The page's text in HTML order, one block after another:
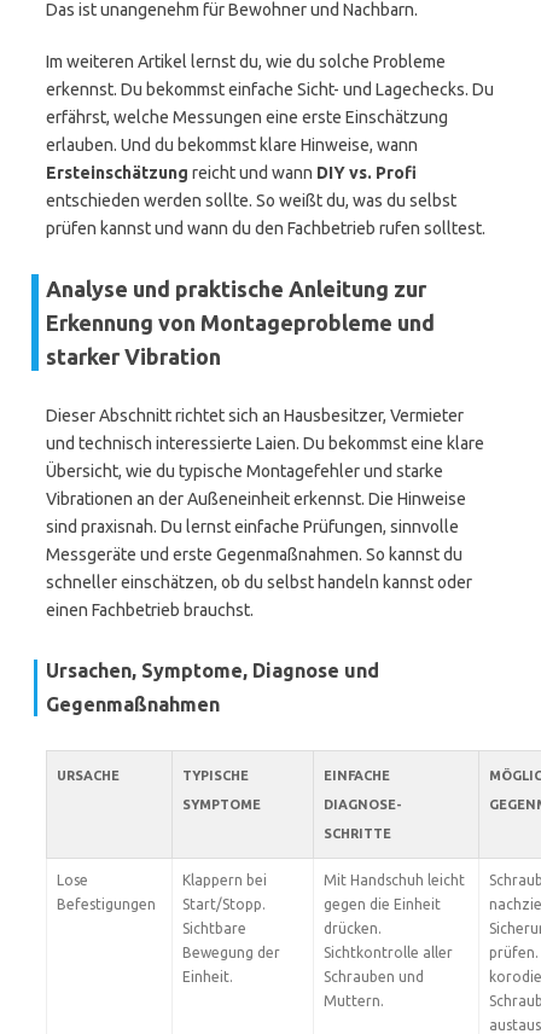
Das ist unangenehm für Bewohner und Nachbarn.
Im weiteren Artikel lernst du, wie du solche Probleme
erkennst. Du bekommst einfache Sicht- und Lagechecks. Du
erfährst, welche Messungen eine erste Einschätzung
erlauben. Und du bekommst klare Hinweise, wann
Ersteinschätzung reicht und wann DIY vs. Profi
entschieden werden sollte. So weißt du, was du selbst
prüfen kannst und wann du den Fachbetrieb rufen solltest.
Analyse und praktische Anleitung zur
Erkennung von Montageprobleme und
starker Vibration
Dieser Abschnitt richtet sich an Hausbesitzer, Vermieter
und technisch interessierte Laien. Du bekommst eine klare
Übersicht, wie du typische Montagefehler und starke
Vibrationen an der Außeneinheit erkennst. Die Hinweise
sind praxisnah. Du lernst einfache Prüfungen, sinnvolle
Messgeräte und erste Gegenmaßnahmen. So kannst du
schneller einschätzen, ob du selbst handeln kannst oder
einen Fachbetrieb brauchst.
Ursachen, Symptome, Diagnose und
Gegenmaßnahmen
URSACHE
TYPISCHE
SYMPTOME
EINFACHE
DIAGNOSE-
SCHRITTE
Lose
Befestigungen
Klappern bei
Start/Stopp.
Sichtbare
Bewegung der
Einheit.
Mit Handschuh leicht
gegen die Einheit
drücken.
Sichtkontrolle aller
Schrauben und
Muttern.
prüfen.